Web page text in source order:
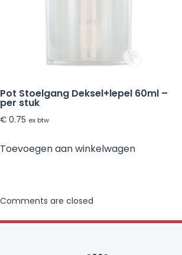
Pot Stoelgang Deksel+lepel 60ml –
per stuk
€ 0.75 ex btw
Toevoegen aan winkelwagen
Comments are closed